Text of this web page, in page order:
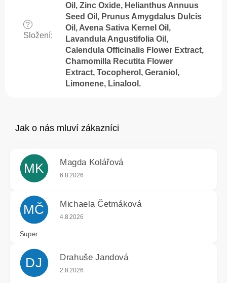
?
Složení:
Oil, Zinc Oxide, Helianthus Annuus
Seed Oil, Prunus Amygdalus Dulcis
Oil, Avena Sativa Kernel Oil,
Lavandula Angustifolia Oil,
Calendula Officinalis Flower Extract,
Chamomilla Recutita Flower
Extract, Tocopherol, Geraniol,
Limonene, Linalool.
MK Magda Kolářová
Hodnocení obchodu je 5 z 5 hvězdiček.
6.8.2026
MČ Michaela Četmáková
Hodnocení obchodu je 5 z 5 hvězdiček.
4.8.2026
Super
DJ Drahuše Jandová
Hodnocení obchodu je 5 z 5 hvězdiček.
2.8.2026